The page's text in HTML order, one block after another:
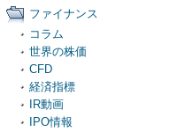
ファイナンス
コラム
世界の株価
CFD
経済指標
IR動画
IPO情報